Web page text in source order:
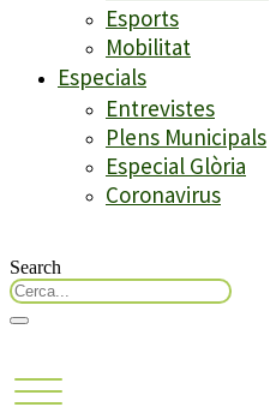
Esports
Mobilitat
Especials
Entrevistes
Plens Municipals
Especial Glòria
Coronavirus
Search